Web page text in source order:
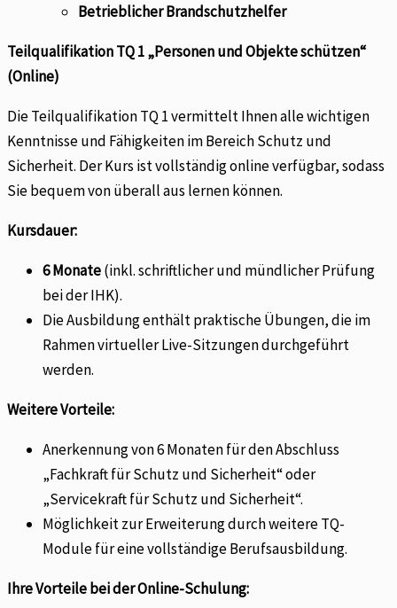
Betrieblicher Brandschutzhelfer
Teilqualifikation TQ 1 „Personen und Objekte schützen“
(Online)
Die Teilqualifikation TQ 1 vermittelt Ihnen alle wichtigen
Kenntnisse und Fähigkeiten im Bereich Schutz und
Sicherheit. Der Kurs ist vollständig online verfügbar, sodass
Sie bequem von überall aus lernen können.
Kursdauer:
6 Monate(inkl. schriftlicher und mündlicher Prüfung
bei der IHK).
Die Ausbildung enthält praktische Übungen, die im
Rahmen virtueller Live-Sitzungen durchgeführt
werden.
Weitere Vorteile:
Anerkennung von 6 Monaten für den Abschluss
„Fachkraft für Schutz und Sicherheit“ oder
„Servicekraft für Schutz und Sicherheit“.
Möglichkeit zur Erweiterung durch weitere TQ-
Module für eine vollständige Berufsausbildung.
Ihre Vorteile bei der Online-Schulung: